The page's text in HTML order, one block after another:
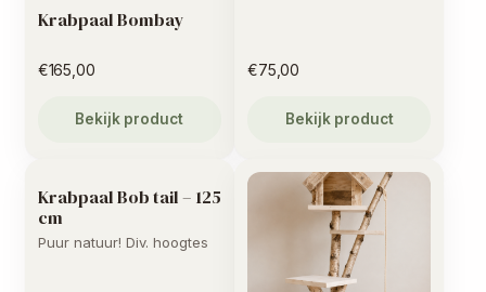
Krabpaal Bombay
€165,00
Bekijk product
€75,00
Bekijk product
Krabpaal Bob tail – 125
cm
Puur natuur! Div. hoogtes